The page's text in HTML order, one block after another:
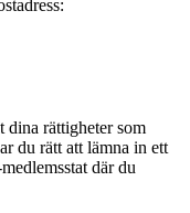
dina rättigheter som
du rätt att lämna in ett
där du